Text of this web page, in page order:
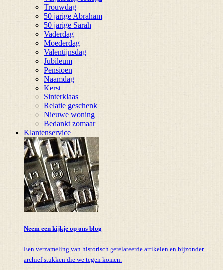
Trouwdag
50 jarige Abraham
50 jarige Sarah
Vaderdag
Moederdag
Valentijnsdag
Jubileum
Pensioen
Naamdag
Kerst
Sinterklaas
Relatie geschenk
Nieuwe woning
Bedankt zomaar
Klantenservice
Neem een kijkje op ons blog
Een verzameling van historisch gerelateerde artikelen en bijzonder
archief stukken die we tegen komen.